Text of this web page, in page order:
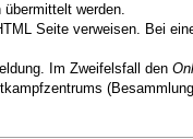
übermittelt werden.
Seite verweisen. Bei
Im Zweifelsfall den